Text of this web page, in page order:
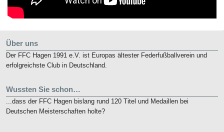
Über uns
Der FFC Hagen 1991 e.V. ist Europas ältester Federfußballverein und
erfolgreichste Club in Deutschland.
Wussten Sie schon…
...dass der FFC Hagen bislang rund 120 Titel und Medaillen bei
Deutschen Meisterschaften holte?